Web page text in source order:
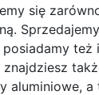
się
też
aluminiowe, a